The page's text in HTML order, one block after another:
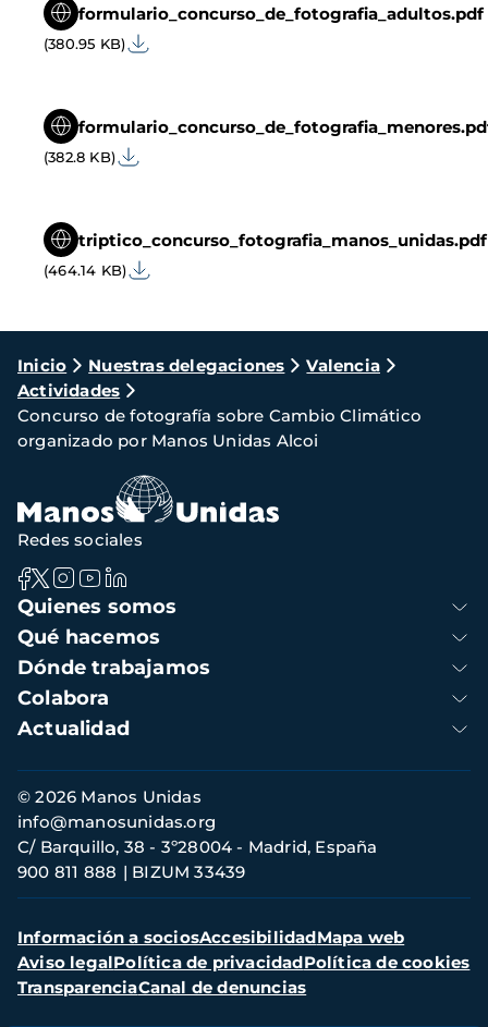
formulario_concurso_de_fotografia_adultos.pdf
(380.95 KB)
(382.8 KB)
triptico_concurso_fotografia_manos_unidas.pdf
(464.14 KB)
Ruta
de
navegación
Inicio Nuestras delegaciones
Valencia
Actividades
Concurso de fotografía sobre Cambio Climático
organizado por Manos Unidas Alcoi
Navegación
principal
Quienes somos
Qué hacemos
Dónde trabajamos
Colabora
Actualidad
Redes sociales
Información
de
contacto
© 2026 Manos Unidas
C/ Barquillo, 38 - 3º28004 - Madrid, España
900 811 888
BIZUM 33439
info@manosunidas.org
Menú
secundario
Información a sociosAccesibilidadMapa web
Aviso legalPolítica de privacidadPolítica de cookies
TransparenciaCanal de denuncias